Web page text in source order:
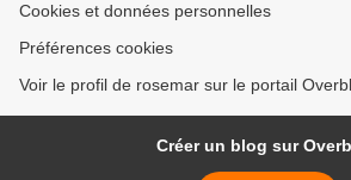
Cookies et données personnelles
Préférences cookies
Voir le profil de rosemar sur le portail
Créer un blog sur